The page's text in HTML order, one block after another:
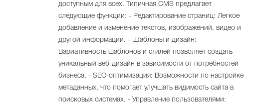
доступным для всех. Типичная CMS предлагает
следующие функции: - Редактирование страниц: Легкое
добавление и изменение текстов, изображений, видео и
другой информации. - Шаблоны и дизайн:
Вариативность шаблонов и стилей позволяет создать
уникальный веб-дизайн в зависимости от потребностей
бизнеса. - SEO-оптимизация: Возможности по настройке
метаданных, что помогает улучшать видимость сайта в
поисковых системах. - Управление пользователями: